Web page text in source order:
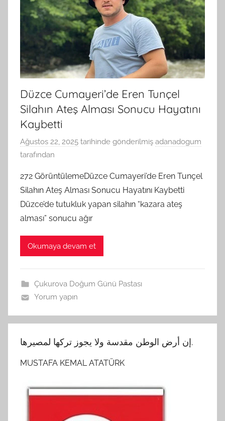
Adana
Yaş
Pasta
Siparişi
Düzce Cumayeri’de Eren Tunçel
Silahın Ateş Alması Sonucu Hayatını
Kaybetti
Ağustos 22, 2025 tarihinde gönderilmiş adanadogum
tarafından
272 GörüntülemeDüzce Cumayeri’de Eren Tunçel
Silahın Ateş Alması Sonucu Hayatını Kaybetti
Düzce’de tutukluk yapan silahın “kazara ateş
alması” sonucu ağır
Okumaya devam et
Çukurova Doğum Günü Pastası
Yorum yapın
إن أرض الوطن مقدسة ولا يجوز تركها لمصيرها.
MUSTAFA KEMAL ATATÜRK